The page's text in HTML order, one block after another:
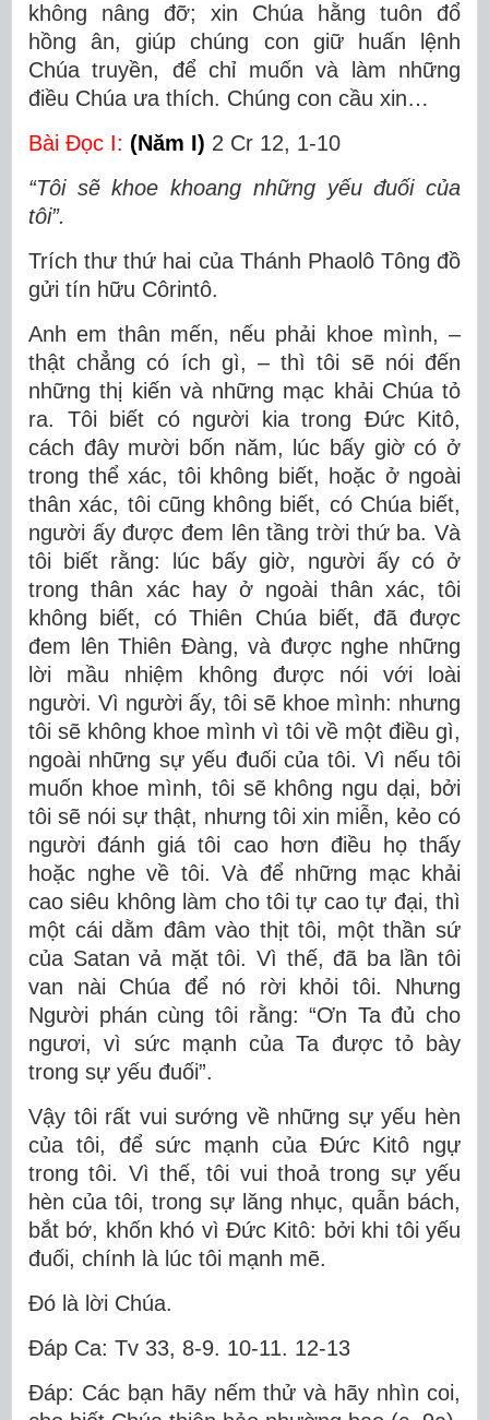
không nâng đỡ; xin Chúa hằng tuôn đổ
hồng ân, giúp chúng con giữ huấn lệnh
Chúa truyền, để chỉ muốn và làm những
điều Chúa ưa thích. Chúng con cầu xin…
Bài Ðọc I: (Năm I) 2 Cr 12, 1-10
“Tôi sẽ khoe khoang những yếu đuối của
tôi”.
Trích thư thứ hai của Thánh Phaolô Tông đồ
gửi tín hữu Côrintô.
Anh em thân mến, nếu phải khoe mình, –
thật chẳng có ích gì, – thì tôi sẽ nói đến
những thị kiến và những mạc khải Chúa tỏ
ra. Tôi biết có người kia trong Ðức Kitô,
cách đây mười bốn năm, lúc bấy giờ có ở
trong thể xác, tôi không biết, hoặc ở ngoài
thân xác, tôi cũng không biết, có Chúa biết,
người ấy được đem lên tầng trời thứ ba. Và
tôi biết rằng: lúc bấy giờ, người ấy có ở
trong thân xác hay ở ngoài thân xác, tôi
không biết, có Thiên Chúa biết, đã được
đem lên Thiên Ðàng, và được nghe những
lời mầu nhiệm không được nói với loài
người. Vì người ấy, tôi sẽ khoe mình: nhưng
tôi sẽ không khoe mình vì tôi về một điều gì,
ngoài những sự yếu đuối của tôi. Vì nếu tôi
muốn khoe mình, tôi sẽ không ngu dại, bởi
tôi sẽ nói sự thật, nhưng tôi xin miễn, kẻo có
người đánh giá tôi cao hơn điều họ thấy
hoặc nghe về tôi. Và để những mạc khải
cao siêu không làm cho tôi tự cao tự đại, thì
một cái dằm đâm vào thịt tôi, một thần sứ
của Satan vả mặt tôi. Vì thế, đã ba lần tôi
van nài Chúa để nó rời khỏi tôi. Nhưng
Người phán cùng tôi rằng: “Ơn Ta đủ cho
ngươi, vì sức mạnh của Ta được tỏ bày
trong sự yếu đuối”.
Vậy tôi rất vui sướng về những sự yếu hèn
của tôi, để sức mạnh của Ðức Kitô ngự
trong tôi. Vì thế, tôi vui thoả trong sự yếu
hèn của tôi, trong sự lăng nhục, quẫn bách,
bắt bớ, khốn khó vì Ðức Kitô: bởi khi tôi yếu
đuối, chính là lúc tôi mạnh mẽ.
Ðó là lời Chúa.
Ðáp Ca: Tv 33, 8-9. 10-11. 12-13
Ðáp: Các bạn hãy nếm thử và hãy nhìn coi,